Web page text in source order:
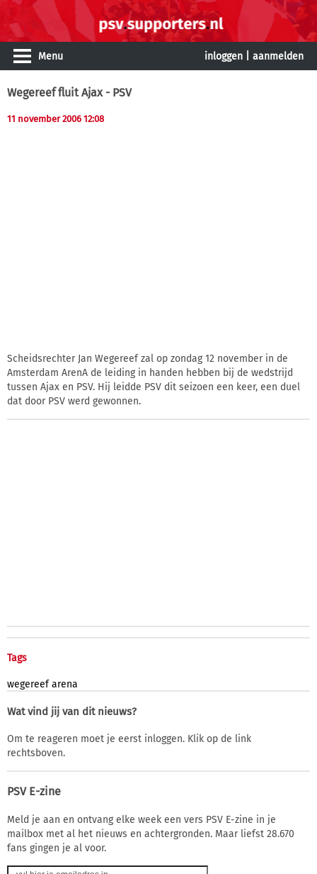
Menu inloggen aanmelden
Wegereef fluit Ajax - PSV
11 november 2006 12:08
Scheidsrechter Jan Wegereef zal op zondag 12 november in de
Amsterdam ArenA de leiding in handen hebben bij de wedstrijd
tussen Ajax en PSV. Hij leidde PSV dit seizoen een keer, een duel
dat door PSV werd gewonnen.
Tags
wegereef arena
Wat vind jij van dit nieuws?
Om te reageren moet je eerst inloggen. Klik op de link
rechtsboven.
PSV E-zine
Meld je aan en ontvang elke week een vers PSV E-zine in je
mailbox met al het nieuws en achtergronden. Maar liefst 28.670
fans gingen je al voor.